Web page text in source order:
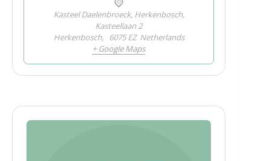
Kasteel Daelenbroeck, Herkenbosch,
Kasteellaan 2
Herkenbosch, 6075 EZ Netherlands
+ Google Maps